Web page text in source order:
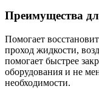
Преимущества
Помогает
проход жидкости,
помогает быстрее
оборудования и не
необходимости.